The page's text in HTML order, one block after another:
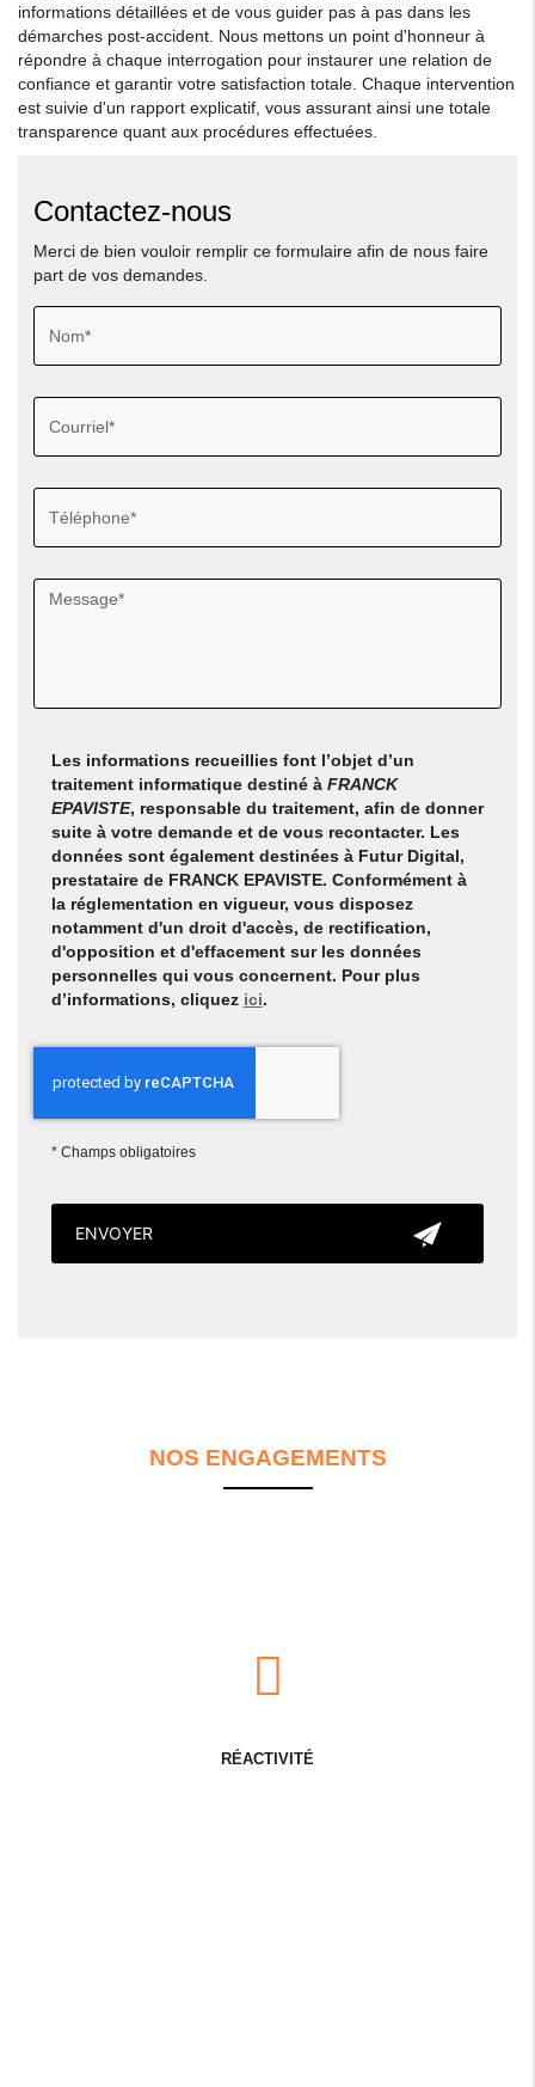
informations détaillées et de vous guider pas à pas dans les
démarches post-accident. Nous mettons un point d'honneur à
répondre à chaque interrogation pour instaurer une relation de
confiance et garantir votre satisfaction totale. Chaque intervention
est suivie d'un rapport explicatif, vous assurant ainsi une totale
transparence quant aux procédures effectuées.
Contactez-nous
Merci de bien vouloir remplir ce formulaire afin de nous faire
part de vos demandes.
Les informations recueillies font l’objet d’un
traitement informatique destiné àFRANCK
EPAVISTE, responsable du traitement, afin de donner
suite à votre demande et de vous recontacter. Les
données sont également destinées à Futur Digital,
prestataire de FRANCK EPAVISTE. Conformément à
la réglementation en vigueur, vous disposez
notamment d'un droit d'accès, de rectification,
d'opposition et d'effacement sur les données
personnelles qui vous concernent. Pour plus
d’informations, cliquez ici.
* Champs obligatoires
NOS ENGAGEMENTS
RÉACTIVITÉ